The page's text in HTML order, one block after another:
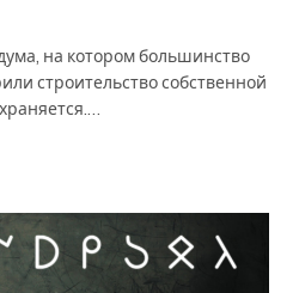
на котором большинство
строительство собственной